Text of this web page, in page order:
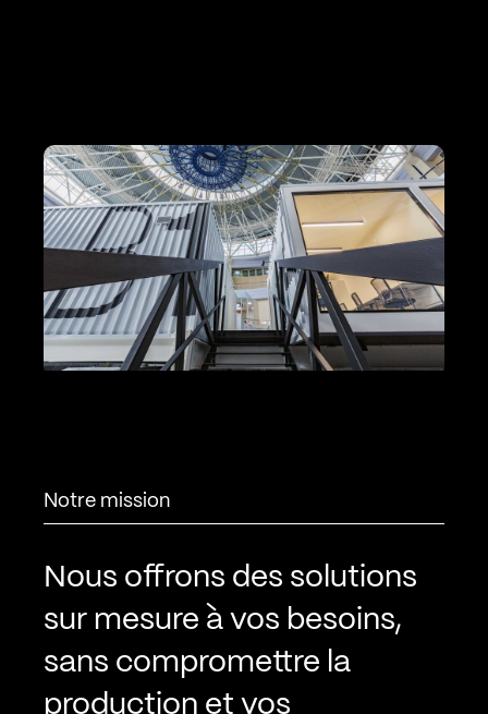
Notre mission
Nous offrons des solutions
sur mesure à vos besoins,
sans compromettre la
production et vos